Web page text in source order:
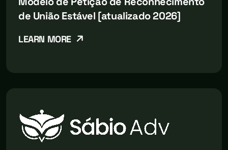
de União Estável [atualizado 2026]
LEARN MORE